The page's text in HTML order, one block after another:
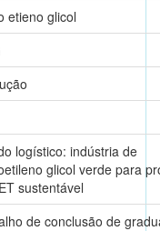
etieno glicol
logístico: indústria de
glicol verde para
sustentável
de conclusão de